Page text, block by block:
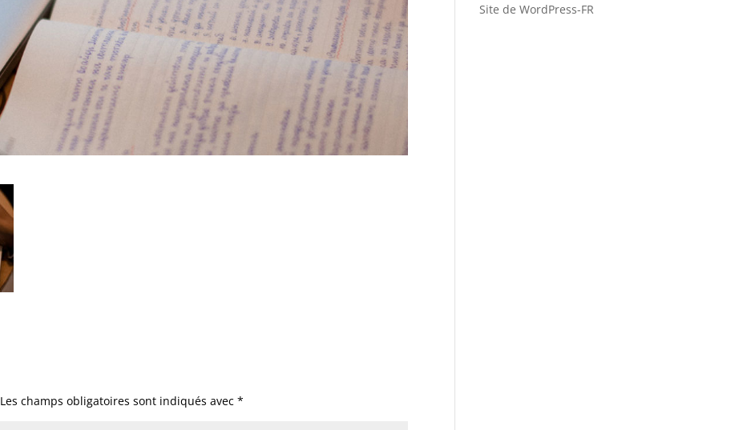
Les champs obligatoires sont indiqués avec*
Site de WordPress-FR